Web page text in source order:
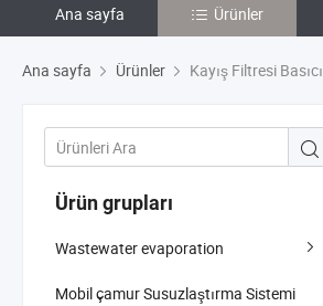
Ana sayfa Ürünler
Ana sayfa Ürünler Kayış Filtresi Basıcı
Ürün grupları
Wastewater evaporation
Mobil çamur Susuzlaştırma Sistemi